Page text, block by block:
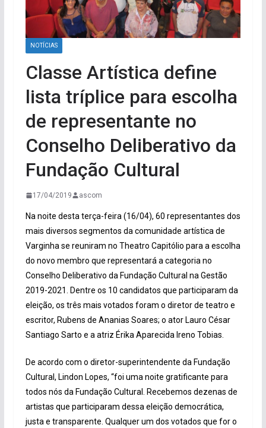
NOTÍCIAS
Classe Artística define
lista tríplice para escolha
de representante no
Conselho Deliberativo da
Fundação Cultural
17/04/2019 ascom
Na noite desta terça-feira (16/04), 60 representantes dos
mais diversos segmentos da comunidade artística de
Varginha se reuniram no Theatro Capitólio para a escolha
do novo membro que representará a categoria no
Conselho Deliberativo da Fundação Cultural na Gestão
2019-2021. Dentre os 10 candidatos que participaram da
eleição, os três mais votados foram o diretor de teatro e
escritor, Rubens de Ananias Soares; o ator Lauro César
Santiago Sarto e a atriz Érika Aparecida Ireno Tobias.
De acordo com o diretor-superintendente da Fundação
Cultural, Lindon Lopes, “foi uma noite gratificante para
todos nós da Fundação Cultural. Recebemos dezenas de
artistas que participaram dessa eleição democrática,
justa e transparente. Qualquer um dos votados que for o